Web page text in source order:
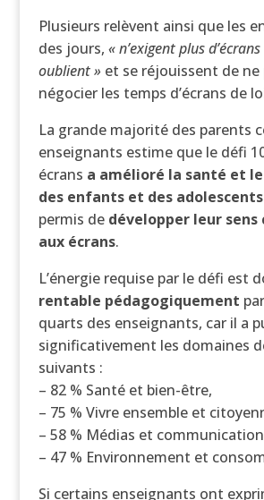
Plusieurs relèvent ainsi que les
des jours, « n’exigent plus
oublient » et se réjouissent de ne
négocier les temps d’écrans de
La grande majorité des parents
enseignants estime que le défi
écrans a amélioré la santé et
des enfants et des adolescents
permis de développer leur
aux écrans.
L’énergie requise par le défi est
rentable pédagogiquement
quarts des enseignants, car il a
significativement les domaines
suivants :
– 82 % Santé et bien-être,
– 75 % Vivre ensemble et
– 58 % Médias et
– 47 % Environnement et
Si certains enseignants ont